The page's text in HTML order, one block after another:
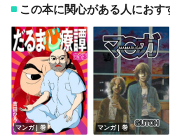
この本に関心がある人におす
マンガ｜巻 マンガ｜巻